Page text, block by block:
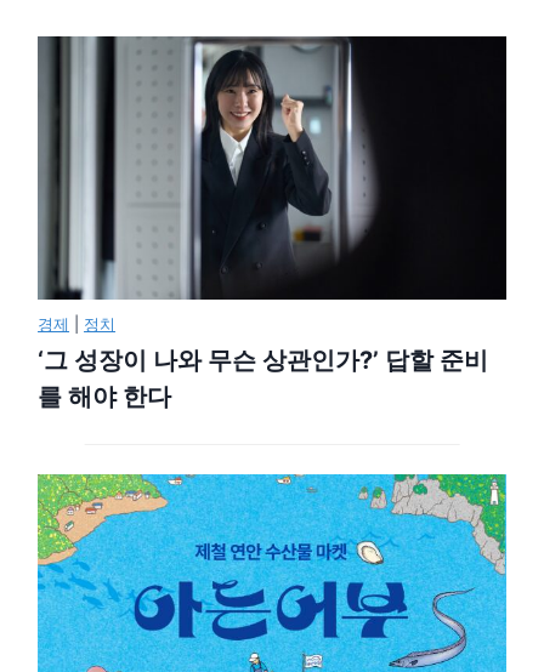
경제 정치
‘그 성장이 나와 무슨 상관인가?’ 답할 준비
를 해야 한다